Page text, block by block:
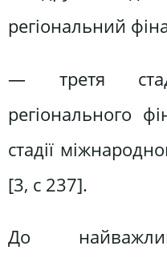
регіональний
— третя
регіонального
стадії
[3, с 237].
До